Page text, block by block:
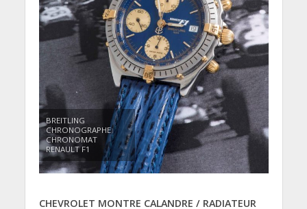
BREITLING
CHRONOGRAPHE
CHRONOMAT
RENAULT F1
CHEVROLET MONTRE CALANDRE / RADIATEUR